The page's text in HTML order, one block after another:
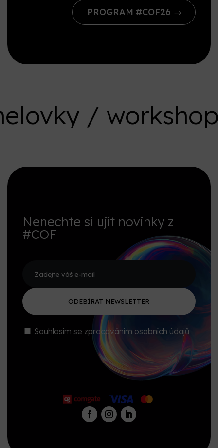
PROGRAM #COF26
/
Nenechte si ujít novinky z
#COF
ODEBÍRAT NEWSLETTER
Souhlasím se zpracováním osobních údajů